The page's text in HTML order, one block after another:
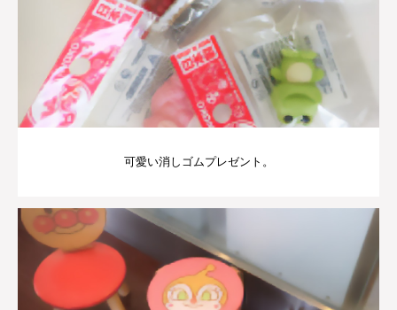
可愛い消しゴムプレゼント。